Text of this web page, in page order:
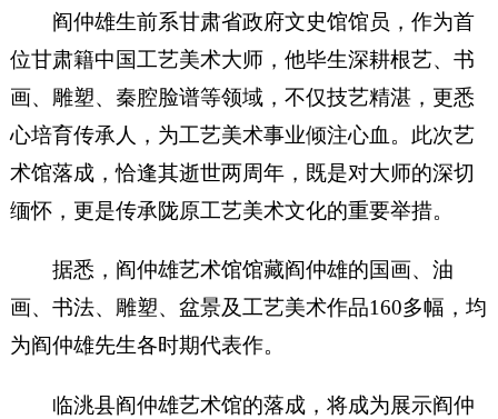
阎仲雄生前系甘肃省政府文史馆馆员，作为首
位甘肃籍中国工艺美术大师，他毕生深耕根艺、书
画、雕塑、秦腔脸谱等领域，不仅技艺精湛，更悉
心培育传承人，为工艺美术事业倾注心血。此次艺
术馆落成，恰逢其逝世两周年，既是对大师的深切
缅怀，更是传承陇原工艺美术文化的重要举措。
据悉，阎仲雄艺术馆馆藏阎仲雄的国画、油
画、书法、雕塑、盆景及工艺美术作品160多幅，均
为阎仲雄先生各时期代表作。
临洮县阎仲雄艺术馆的落成，将成为展示阎仲